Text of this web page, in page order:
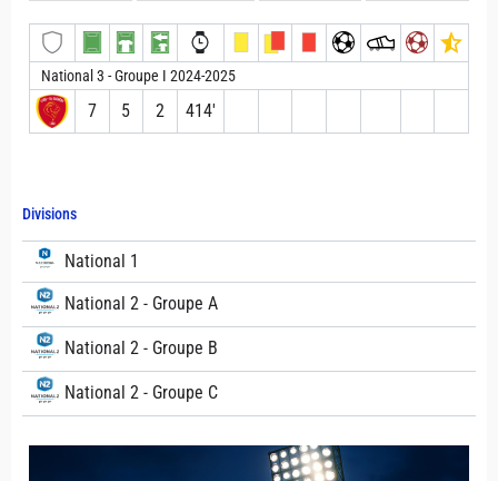
Divisions
National 1
National 2 - Groupe A
National 2 - Groupe B
National 2 - Groupe C
National 3 - Groupe I 2024-2025
7 5 2 414′